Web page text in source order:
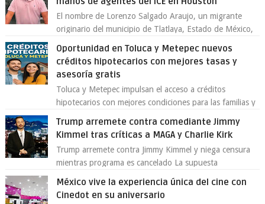
El nombre de Lorenzo Salgado Araujo, un migrante
originario del municipio de Tlatlaya, Estado de México,
Oportunidad en Toluca y Metepec nuevos
créditos hipotecarios con mejores tasas y
asesoría gratis
Toluca y Metepec impulsan el acceso a créditos
hipotecarios con mejores condiciones para las familias y
Trump arremete contra comediante Jimmy
Kimmel tras críticas a MAGA y Charlie Kirk
Trump arremete contra Jimmy Kimmel y niega censura
mientras programa es cancelado La supuesta
México vive la experiencia única del cine con
Cinedot en su aniversario